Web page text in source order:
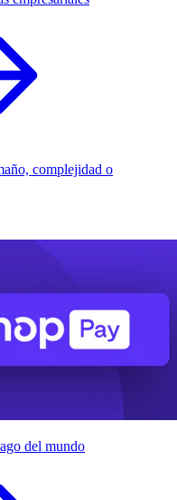
complejidad o
del mundo